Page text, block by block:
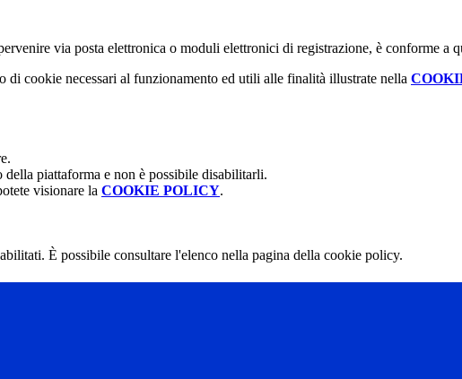
via posta elettronica o moduli elettronici di registrazione, è conforme a
cookie necessari al funzionamento ed utili alle finalità illustrate nella
piattaforma e non è possibile disabilitarli.
visionare la COOKIE POLICY.
È possibile consultare l'elenco nella pagina della cookie policy.